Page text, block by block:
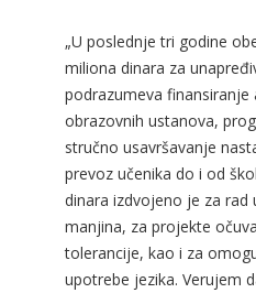
„U poslednje tri godine
miliona dinara za
podrazumeva finansiranje
obrazovnih ustanova,
stručno usavršavanje
prevoz učenika do i od
dinara izdvojeno je za rad
manjina, za projekte
tolerancije, kao i za
upotrebe jezika. Verujem